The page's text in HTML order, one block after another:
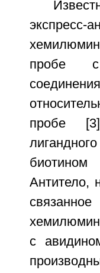
пробе с
пробе
Антитело,
с